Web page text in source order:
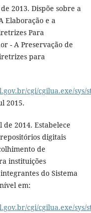
de 2013. Dispõe sobre a
Elaboração e a
Para
- A Preservação de
para
cgi/cgilua.exe/sys/
2015.
de 2014. Estabelece
digitais
de
instituições
do Sistema
em:
cgi/cgilua.exe/sys/